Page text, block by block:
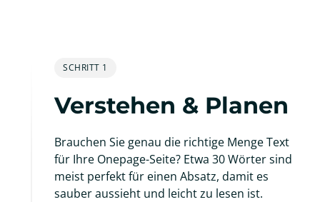
SCHRITT 1
Verstehen & Planen
Brauchen Sie genau die richtige Menge Text
für Ihre Onepage-Seite? Etwa 30 Wörter sind
meist perfekt für einen Absatz, damit es
sauber aussieht und leicht zu lesen ist.